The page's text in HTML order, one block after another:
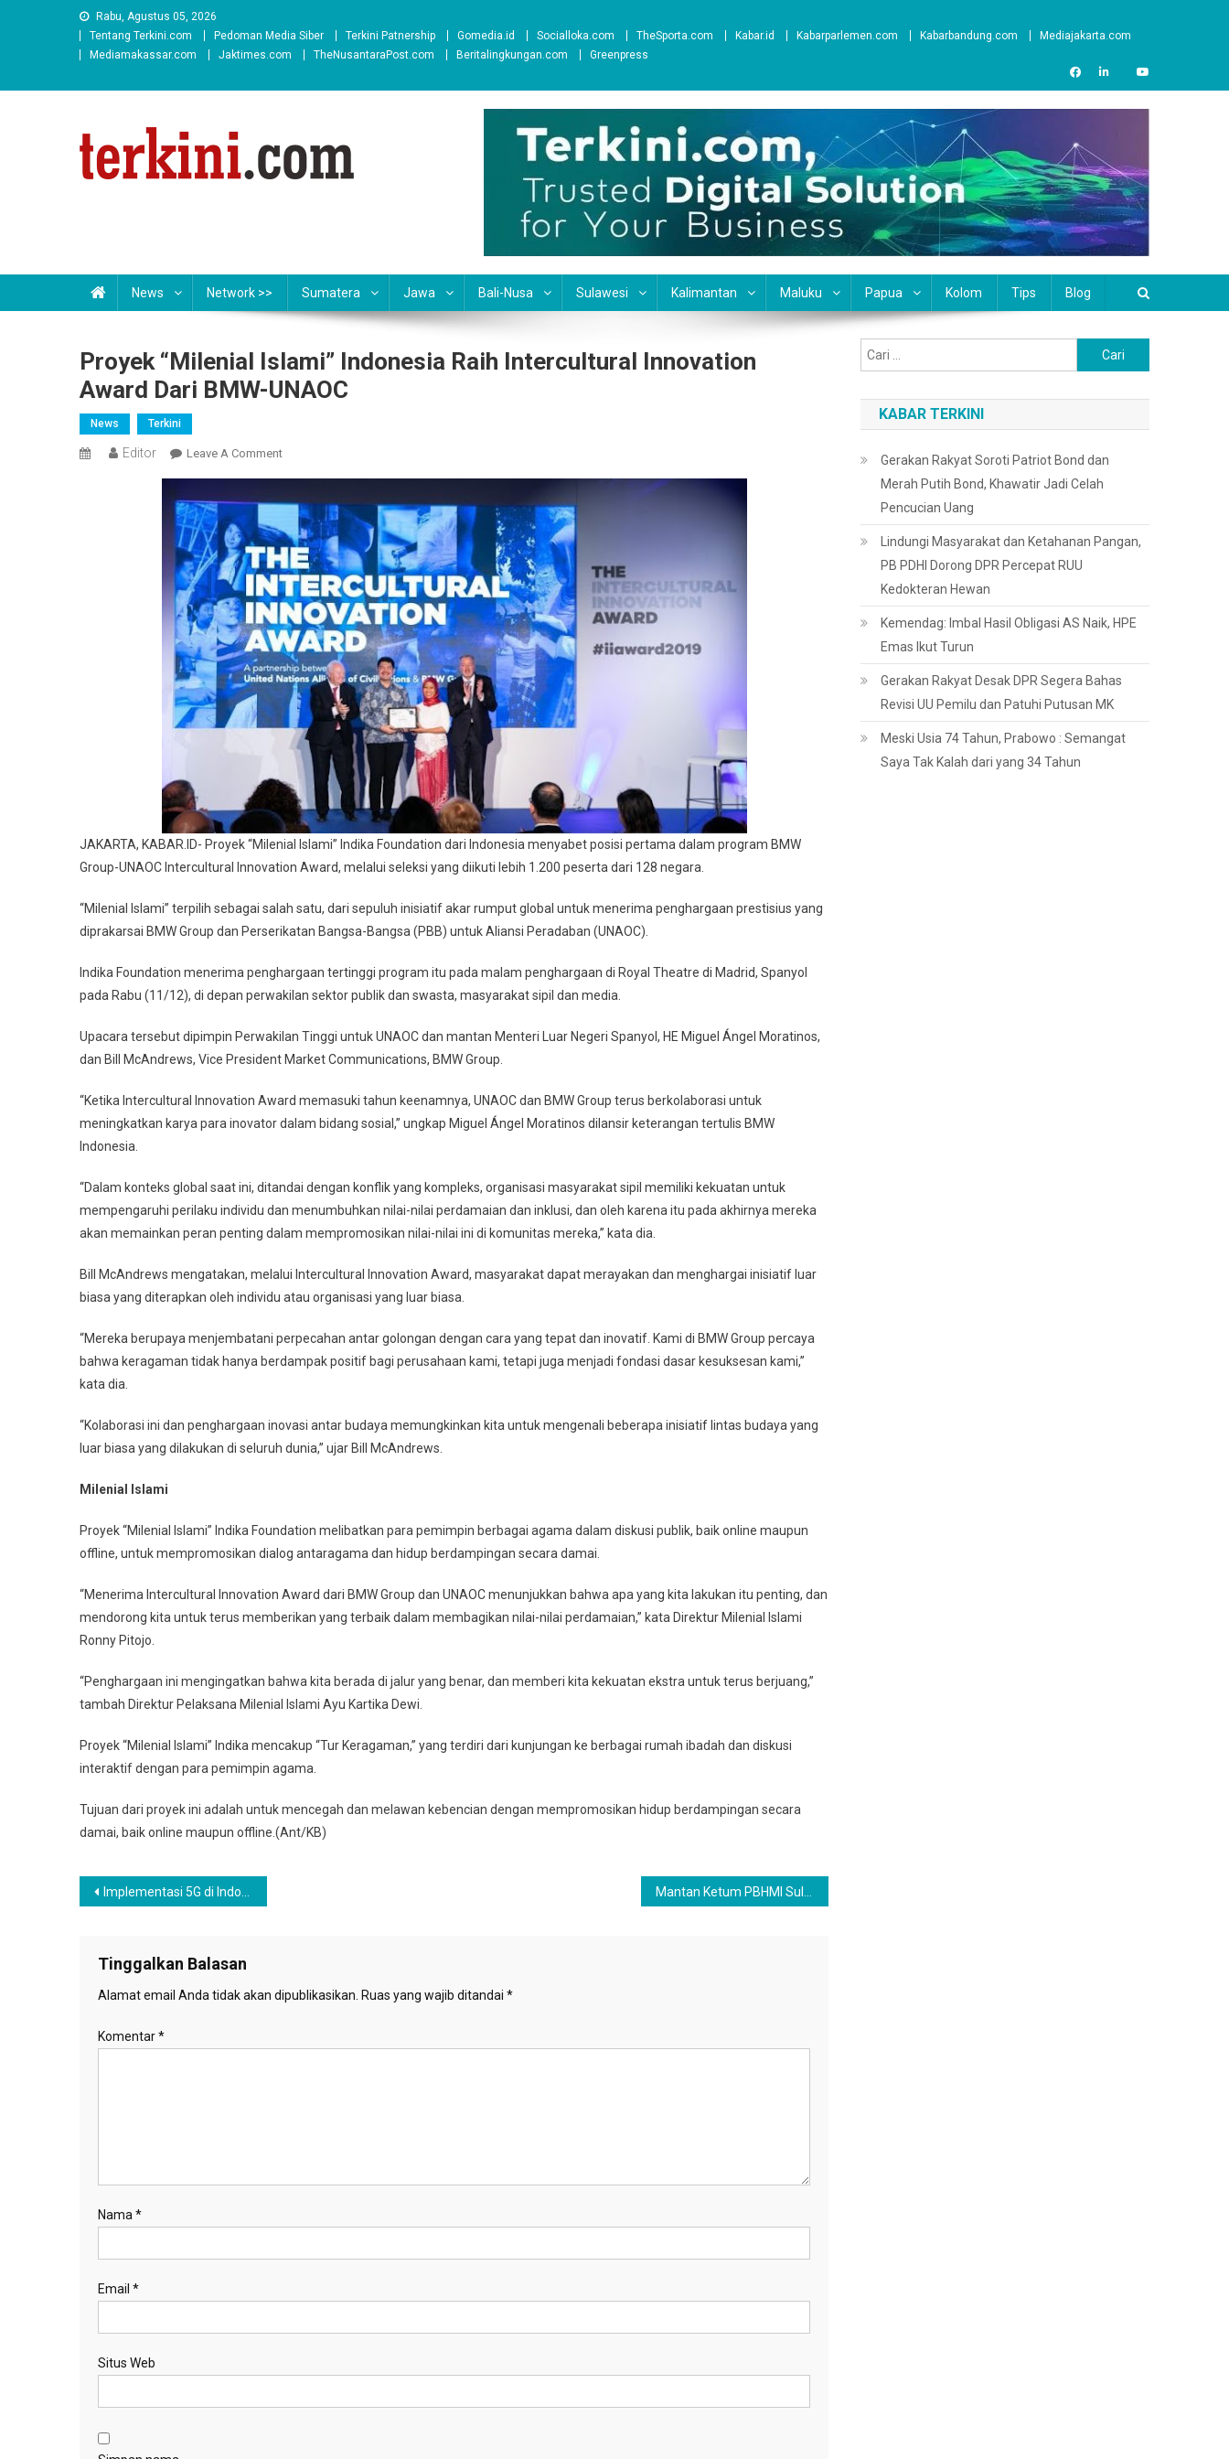
Rabu, Agustus 05, 2026
Tentang Terkini.com
Pedoman Media Siber Terkini Patnership Gomedia.id Socialloka.com TheSporta.com Kabar.id Kabarparlemen.com Kabarbandung.com
Mediajakarta.com
Mediamakassar.com
Jaktimes.com TheNusantaraPost.com Beritalingkungan.com Greenpress
News Network >> Sumatera Jawa Bali-Nusa Sulawesi Kalimantan Maluku Papua Kolom Tips Blog
Proyek “Milenial Islami” Indonesia Raih Intercultural Innovation
Award Dari BMW-UNAOC
News Terkini
Editor Leave A CommentOn
Islami”
Indonesia
Raih
Intercultural
Innovation
Award
Dari
BMW-
UNAOC
JAKARTA, KABAR.ID- Proyek “Milenial Islami” Indika Foundation dari Indonesia menyabet posisi pertama dalam program BMW
Group-UNAOC Intercultural Innovation Award, melalui seleksi yang diikuti lebih 1.200 peserta dari 128 negara.
“Milenial Islami” terpilih sebagai salah satu, dari sepuluh inisiatif akar rumput global untuk menerima penghargaan prestisius yang
diprakarsai BMW Group dan Perserikatan Bangsa-Bangsa (PBB) untuk Aliansi Peradaban (UNAOC).
Indika Foundation menerima penghargaan tertinggi program itu pada malam penghargaan di Royal Theatre di Madrid, Spanyol
pada Rabu (11/12), di depan perwakilan sektor publik dan swasta, masyarakat sipil dan media.
Upacara tersebut dipimpin Perwakilan Tinggi untuk UNAOC dan mantan Menteri Luar Negeri Spanyol, HE Miguel Ángel Moratinos,
dan Bill McAndrews, Vice President Market Communications, BMW Group.
“Ketika Intercultural Innovation Award memasuki tahun keenamnya, UNAOC dan BMW Group terus berkolaborasi untuk
meningkatkan karya para inovator dalam bidang sosial,” ungkap Miguel Ángel Moratinos dilansir keterangan tertulis BMW
Indonesia.
“Dalam konteks global saat ini, ditandai dengan konflik yang kompleks, organisasi masyarakat sipil memiliki kekuatan untuk
mempengaruhi perilaku individu dan menumbuhkan nilai-nilai perdamaian dan inklusi, dan oleh karena itu pada akhirnya mereka
akan memainkan peran penting dalam mempromosikan nilai-nilai ini di komunitas mereka,” kata dia.
Bill McAndrews mengatakan, melalui Intercultural Innovation Award, masyarakat dapat merayakan dan menghargai inisiatif luar
biasa yang diterapkan oleh individu atau organisasi yang luar biasa.
“Mereka berupaya menjembatani perpecahan antar golongan dengan cara yang tepat dan inovatif. Kami di BMW Group percaya
bahwa keragaman tidak hanya berdampak positif bagi perusahaan kami, tetapi juga menjadi fondasi dasar kesuksesan kami,”
kata dia.
“Kolaborasi ini dan penghargaan inovasi antar budaya memungkinkan kita untuk mengenali beberapa inisiatif lintas budaya yang
luar biasa yang dilakukan di seluruh dunia,” ujar Bill McAndrews.
Milenial Islami
Proyek “Milenial Islami” Indika Foundation melibatkan para pemimpin berbagai agama dalam diskusi publik, baik online maupun
offline, untuk mempromosikan dialog antaragama dan hidup berdampingan secara damai.
“Menerima Intercultural Innovation Award dari BMW Group dan UNAOC menunjukkan bahwa apa yang kita lakukan itu penting, dan
mendorong kita untuk terus memberikan yang terbaik dalam membagikan nilai-nilai perdamaian,” kata Direktur Milenial Islami
Ronny Pitojo.
“Penghargaan ini mengingatkan bahwa kita berada di jalur yang benar, dan memberi kita kekuatan ekstra untuk terus berjuang,”
tambah Direktur Pelaksana Milenial Islami Ayu Kartika Dewi.
Proyek “Milenial Islami” Indika mencakup “Tur Keragaman,” yang terdiri dari kunjungan ke berbagai rumah ibadah dan diskusi
interaktif dengan para pemimpin agama.
Tujuan dari proyek ini adalah untuk mencegah dan melawan kebencian dengan mempromosikan hidup berdampingan secara
damai, baik online maupun offline.(Ant/KB)
Navigasi
Implementasi 5G di Indonesia, untuk “WiFi” atau “mobile”?
Tinggalkan Balasan
Alamat email Anda tidak akan dipublikasikan. Ruas yang wajib ditandai *
Komentar*
Nama *
Email *
Situs Web
untuk:
KABAR TERKINI
Gerakan Rakyat Soroti Patriot Bond dan
Merah Putih Bond, Khawatir Jadi Celah
Pencucian Uang
Lindungi Masyarakat dan Ketahanan Pangan,
PB PDHI Dorong DPR Percepat RUU
Kedokteran Hewan
Kemendag: Imbal Hasil Obligasi AS Naik, HPE
Emas Ikut Turun
Gerakan Rakyat Desak DPR Segera Bahas
Revisi UU Pemilu dan Patuhi Putusan MK
Meski Usia 74 Tahun, Prabowo : Semangat
Saya Tak Kalah dari yang 34 Tahun